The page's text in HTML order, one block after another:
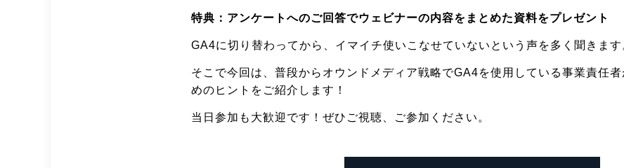
特典：アンケートへのご回答でウェビナーの内容をまとめた資料をプレゼント
GA4に切り替わってから、イマイチ使いこなせていないという声を多く聞きます
そこで今回は、普段からオウンドメディア戦略でGA4を使用している事業責任
めのヒントをご紹介します！
当日参加も大歓迎です！ぜひご視聴、ご参加ください。